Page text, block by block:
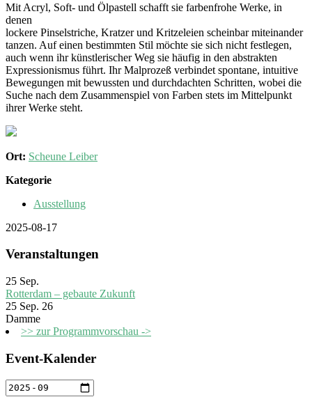
Mit Acryl, Soft- und Ölpastell schafft sie farbenfrohe Werke, in
denen
lockere Pinselstriche, Kratzer und Kritzeleien scheinbar miteinander
tanzen. Auf einen bestimmten Stil möchte sie sich nicht festlegen,
auch wenn ihr künstlerischer Weg sie häufig in den abstrakten
Expressionismus führt. Ihr Malprozeß verbindet spontane, intuitive
Bewegungen mit bewussten und durchdachten Schritten, wobei die
Suche nach dem Zusammenspiel von Farben stets im Mittelpunkt
ihrer Werke steht.
Ort: Scheune Leiber
Kategorie
Ausstellung
2025-08-17
Veranstaltungen
25 Sep.
Rotterdam – gebaute Zukunft
25 Sep. 26
Damme
>> zur Programmvorschau ->
Event-Kalender